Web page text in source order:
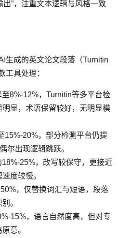
出”，注重文本逻辑与风格一致
生成的英文论文段落（Turnitin
工具处理：
至8%-12%，Turnitin等多平台检
显，术语保留较好，无明显模
15%-20%，部分检测平台仍提
尔出现逻辑跳跃。
18%-25%，改写较保守，更接近
度较慢。
，仅替换词汇与短语，段落
。
15%，语言自然度高，但对专
意。